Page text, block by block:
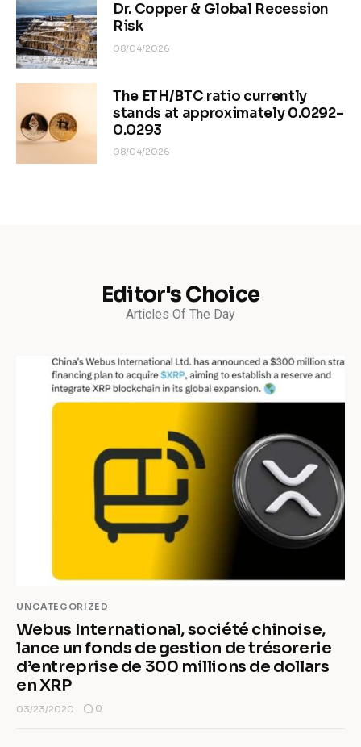
Dr. Copper & Global Recession
Risk
08/04/2026
The ETH/BTC ratio currently
stands at approximately 0.0292–
0.0293
08/04/2026
Editor's Choice
Articles Of The Day
UNCATEGORIZED
Webus International, société chinoise,
lance un fonds de gestion de trésorerie
d’entreprise de 300 millions de dollars
en XRP
03/23/2020 0